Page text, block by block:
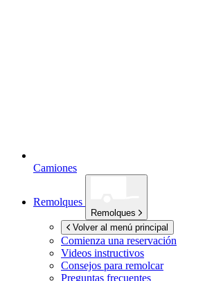
Camiones
Remolques
Remolques
Volver al menú principal
Comienza una reservación
Videos instructivos
Consejos para remolcar
Preguntas frecuentes